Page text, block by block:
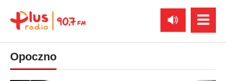
Opoczno